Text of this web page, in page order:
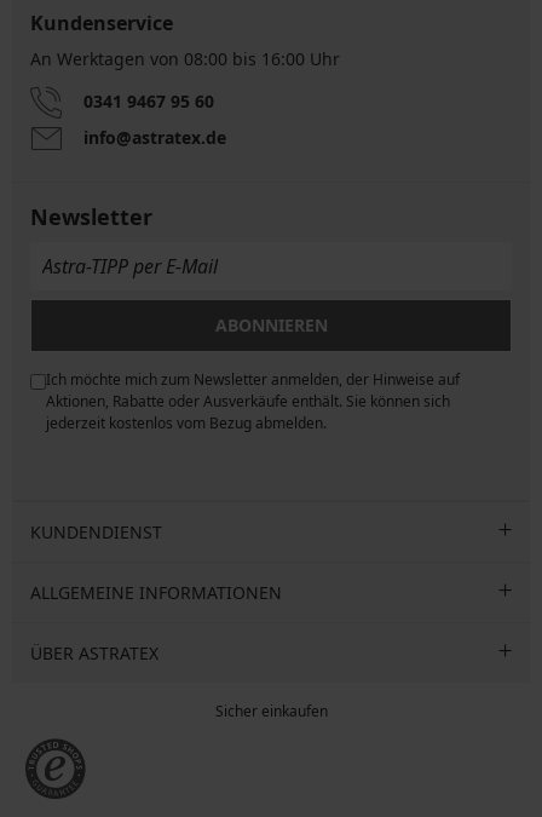
Kundenservice
An Werktagen von 08:00 bis 16:00 Uhr
0341 9467 95 60
info@astratex.de
Newsletter
ABONNIEREN
Ich möchte mich zum Newsletter anmelden, der Hinweise auf
Aktionen, Rabatte oder Ausverkäufe enthält. Sie können sich
jederzeit kostenlos vom Bezug abmelden.
KUNDENDIENST
ALLGEMEINE INFORMATIONEN
ÜBER ASTRATEX
Sicher einkaufen